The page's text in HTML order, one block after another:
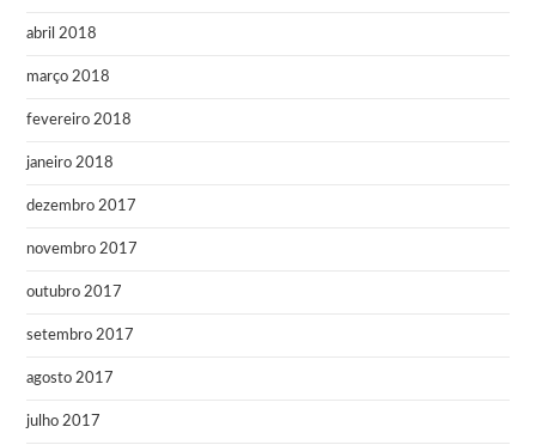
abril 2018
março 2018
fevereiro 2018
janeiro 2018
dezembro 2017
novembro 2017
outubro 2017
setembro 2017
agosto 2017
julho 2017